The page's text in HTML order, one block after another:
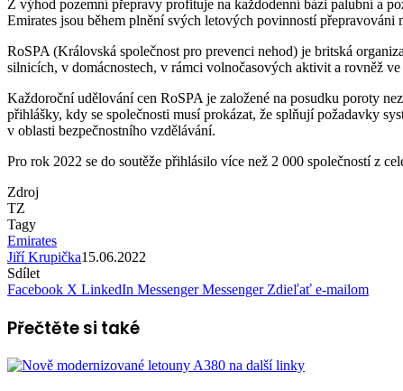
Z výhod pozemní přepravy profituje na každodenní bázi palubní a
Emirates jsou během plnění svých letových povinností přepravováni
RoSPA (Královská společnost pro prevenci nehod) je britská
silnicích, v domácnostech, v rámci volnočasových aktivit a rovněž
Každoroční udělování cen RoSPA je založené na posudku poroty
přihlášky, kdy se společnosti musí prokázat, že splňují požadavky
v oblasti bezpečnostního vzdělávání.
Pro rok 2022 se do soutěže přihlásilo více než 2 000 společností z
Zdroj
TZ
Tagy
Emirates
Jiří Krupička15.06.2022
Sdílet
Facebook X LinkedIn Messenger Messenger Zdieľať e-mailom
Přečtěte si také